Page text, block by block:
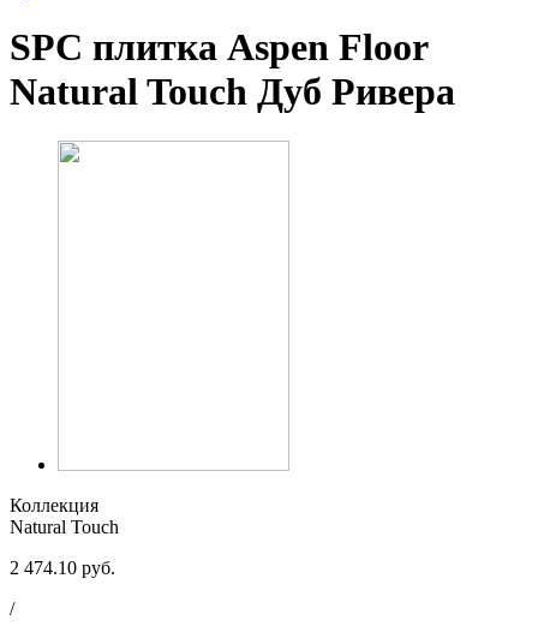
SPC плитка Aspen Floor
Natural Touch Дуб Ривера
Коллекция
Natural Touch
2 474.10 руб.
/